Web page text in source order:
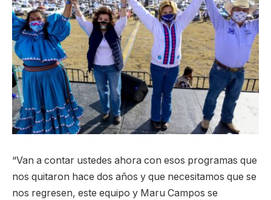
“Van a contar ustedes ahora con esos programas que
nos quitaron hace dos años y que necesitamos que se
nos regresen, este equipo y Maru Campos se